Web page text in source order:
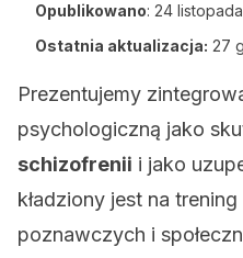
Opublikowano: 24
Ostatnia aktualizacja: 27
Prezentujemy
psychologiczną jako
schizofrenii i jako
kładziony jest na
poznawczych i